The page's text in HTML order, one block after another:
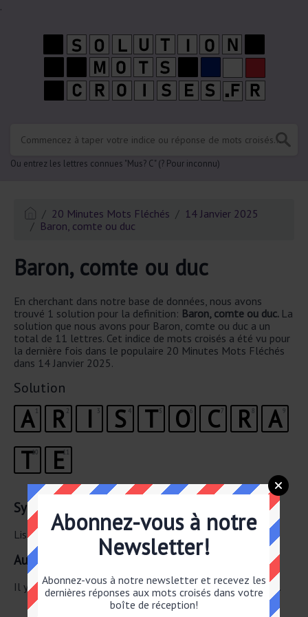
.
Ou entrez les lettres connues "Mus? C" (? Pour inconnu)
20 Minutes Mots Fléchés
14 Janvier 2025
Baron, comte ou duc
Baron, comte ou duc
En cherchant dans notre base de données, nous avons
trouvé 1 solution pour la definition: Baron, comte ou duc. La
solution que nous avons pour Baron, comte ou duc a un
total de 11 lettres. Cet indice de mots croisés a été vu pour
la dernière fois dans le populaire 20 Minutes Mots Fléchés
dans 14 Janvier 2025.
Solution
1
A 2
R 3
I 4
S 5
T 6
O 7
C 8
R 9
A
10
T 11
E
Synonymes Correspondants
Liste des synonymes possibles pour Baron, comte ou duc.
Autre 14 Janvier 2025 20 Minutes Mots Fléchés
Il y a un total de 44 mots croisés pour le 14 Janvier 2025.
Existes vraiment
Abonnez-vous à notre
Newsletter!
Abonnez-vous à notre newsletter et recevez les
dernières réponses aux mots croisés dans votre
boîte de réception!